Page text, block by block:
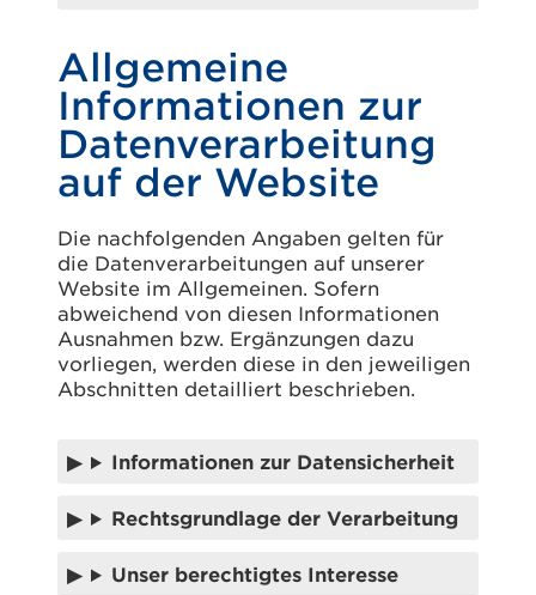
Allgemeine
Informationen zur
Datenverarbeitung
auf der Website
Die nachfolgenden Angaben gelten für
die Datenverarbeitungen auf unserer
Website im Allgemeinen. Sofern
abweichend von diesen Informationen
Ausnahmen bzw. Ergänzungen dazu
vorliegen, werden diese in den jeweiligen
Abschnitten detailliert beschrieben.
Informationen zur Datensicherheit
Rechtsgrundlage der Verarbeitung
Unser berechtigtes Interesse